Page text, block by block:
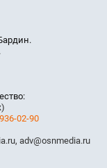
02-90
, adv@osnmedia.ru